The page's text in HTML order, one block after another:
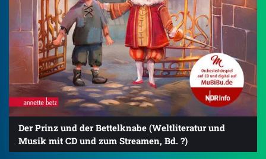
Der Prinz und der Bettelknabe (Weltliteratur und
Musik mit CD und zum Streamen, Bd. ?)